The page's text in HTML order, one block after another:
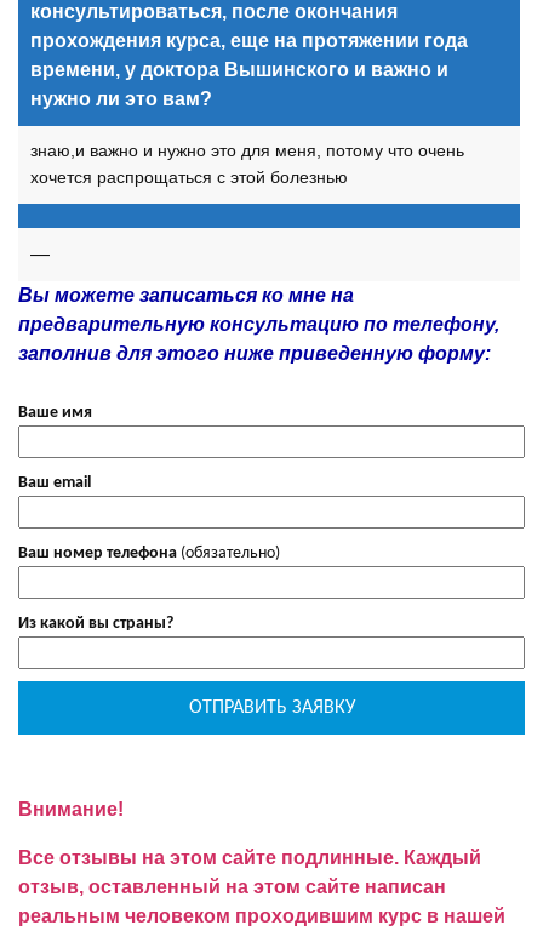
консультироваться, после окончания
прохождения курса, еще на протяжении года
времени, у доктора Вышинского и важно и
нужно ли это вам?
знаю,и важно и нужно это для меня, потому что очень
хочется распрощаться с этой болезнью
—
Вы можете записаться ко мне на
предварительную консультацию по телефону,
заполнив для этого ниже приведенную форму:
Ваше имя
Ваш email
Ваш номер телефона (обязательно)
Из какой вы страны?
Внимание!
Все отзывы на этом сайте подлинные. Каждый
отзыв, оставленный на этом сайте написан
реальным человеком проходившим курс в нашей